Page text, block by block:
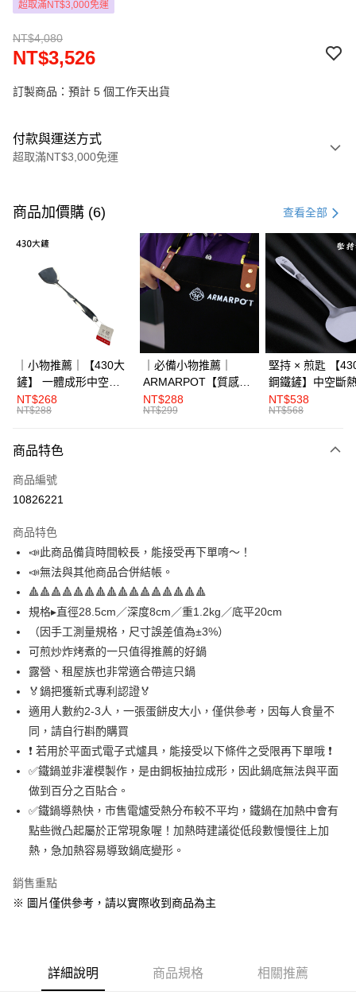
超取滿NT$3,000免運
NT$4,080
NT$3,526
訂製商品：預計 5 個工作天出貨
付款與運送方式
超取滿NT$3,000免運
信用卡一次付款
LINE Pay
Apple Pay
大哥付你分期
相關說明
【大哥付你分期使用說明】
1.本服務由台灣大哥大提供，台灣大哥大用戶可立即使用無須另外申請。
成交易。
4.訂單成立30分鐘內，如未前往確認交易或遇審核未通過，訂單將自動取
消。如遇「轉專審核」未通過狀況，表示未達大哥付你分期系統評分，恕無
1.分期款項不併入電信帳單，「大哥付你分期」於每月結算日後寄送繳費提
醒簡訊。
2.透過簡訊連結打開帳單後，可選擇「超商條碼／台灣大直營門市／銀行轉
帳／街口支付／iPASS MONEY」等通路繳費。
【注意事項】
1.本服務係由「台灣大哥大股份有限公司」（以下簡稱本公司）所提供，讓
用戶於交易時，得透過本服務購買商品或服務，並由商店將買賣／分期付款
買賣價金債權讓與本公司後，依約使用本公司帳單繳交帳款。
2.基於同意付款使用「大哥付你分期」之契約關係目的，商店將以您的個人
由本公司與您本人進行分期帳單所需資料之確認、核對及更正。
3.完整用戶服務條款，請詳閱以下連結：https://oppay.tw/userRule
AFTEE先享後付
【關於「AFTEE先享後付」】
AFTEE先享後付是「在收到商品之後才付款」的支付方式。 讓您購物簡單
便利好安心！
１．簡單：不需註冊會員、不需綁卡、不需儲值。
２．便利：只要手機號碼，簡訊認證，即可結帳。
【「AFTEE先享後付」結帳流程】
１．於結帳方式選擇「AFTEE先享後付」後，將跳轉至「AFTEE先享後付」
結帳頁面，進行簡訊認證並確認金額後，即可完成結帳。
２．訂單成立數日內，您將收到繳費通知簡訊。
ATM／網路銀行／等多元方式進行付款，方視為交易完成。
※ 請注意：結帳手續完成當下不需立刻繳費，但若您需要取消訂單，請聯絡
購買商品的店家。未經商家同意取消之訂單仍視為有效，需透過AFTEE先享
後付繳納相關費用。
※ 交易是否成功請以「AFTEE先享後付 」之結帳頁面顯示為準，若有關於
是否繳費成功／繳費後需取消欲退款等相關疑問，請聯繫「AFTEE先享後付
【注意事項】
１．透過由恩沛科技股份有限公司提供之「AFTEE先享後付」服務完成之交
易，需依本服務之必要範圍內提供個人資料，並將交易相關給付款項請求債
權轉讓予恩沛科技股份有限公司。
２．關於個人資料處理事宜，請瀏覽以下網址：
３．未成年的使用者請事先徵得法定代理人或監護人之同意方可使用
「AFTEE先享後付」，若未經同意申辦者引起之損失，本公司不負相關責
任。
４．使用「AFTEE先享後付」時，將依據個別帳號之用戶狀況，依本公司即
請求用戶進行身份認證。
５．嚴禁一人註冊多個帳號或使用他人資訊註冊。若發現惡意使用之情形，
ATM付款
運送方式
付款後7-11取貨，滿3000免運
每筆NT$99，滿NT$3,000(含以上)免運費
每筆NT$150，滿NT$3,000(含以上)免運費
離島配送
每筆NT$150，滿NT$3,000(含以上)免運費
商品加價購 (6) 查看全部
｜小物推薦｜【430大
鏟】 一體成形中空斷
熱
NT$268
NT$288
｜必備小物推薦｜
ARMARPOT【質感圍
裙】厚實帆布設計 防
潑水 耐髒易清潔
NT$288
NT$299
堅持 × 煎匙 【
鋼鐵鏟】中空斷
體成形
NT$538
NT$568
商品特色
商品編號
10826221
商品特色
📣此商品備貨時間較長，能接受再下單唷～！
📣無法與其他商品合併結帳。
🔺🔺🔺🔺🔺🔺🔺🔺🔺🔺🔺🔺🔺🔺🔺🔺
規格▸直徑28.5cm／深度8cm／重1.2kg／底平20cm
（因手工測量規格，尺寸誤差值為±3%）
可煎炒炸烤煮的一只值得推薦的好鍋
露營、租屋族也非常適合帶這只鍋
🏅鍋把獲新式專利認證🏅
適用人數約2-3人，一張蛋餅皮大小，僅供參考，因每人食量不
同，請自行斟酌購買
❗ 若用於平面式電子式爐具，能接受以下條件之受限再下單哦 ❗
✅鐵鍋並非灌模製作，是由鋼板抽拉成形，因此鍋底無法與平面
做到百分之百貼合。
✅鐵鍋導熱快，市售電爐受熱分布較不平均，鐵鍋在加熱中會有
點些微凸起屬於正常現象喔！加熱時建議從低段數慢慢往上加
熱，急加熱容易導致鍋底變形。
銷售重點
※ 圖片僅供參考，請以實際收到商品為主
詳細說明 商品規格 相關推薦